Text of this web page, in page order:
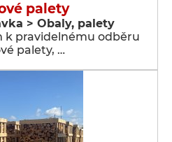
palety
> Obaly, palety
k pravidelnému odběru
palety, …